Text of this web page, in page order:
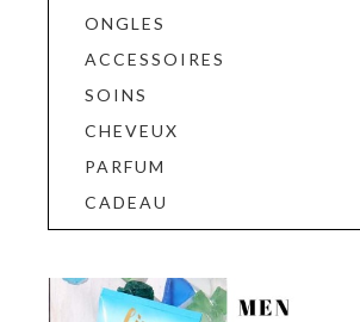
ONGLES
ACCESSOIRES
SOINS
CHEVEUX
PARFUM
CADEAU